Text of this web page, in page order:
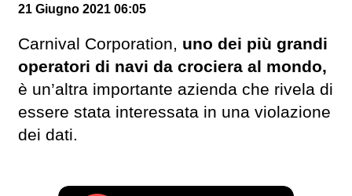
21 Giugno 2021 06:05
Carnival Corporation, uno dei più grandi
operatori di navi da crociera al mondo,
è un’altra importante azienda che rivela di
essere stata interessata in una violazione
dei dati.